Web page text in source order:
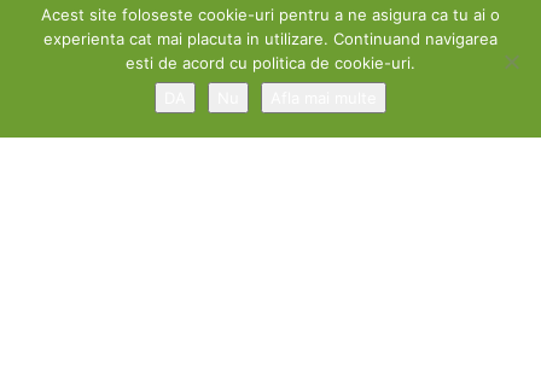
FLDGATO Categorii: Casute pisici
Acest site foloseste cookie-uri pentru a ne asigura ca tu ai o
experienta cat mai placuta in utilizare. Continuand navigarea
esti de acord cu politica de cookie-uri.